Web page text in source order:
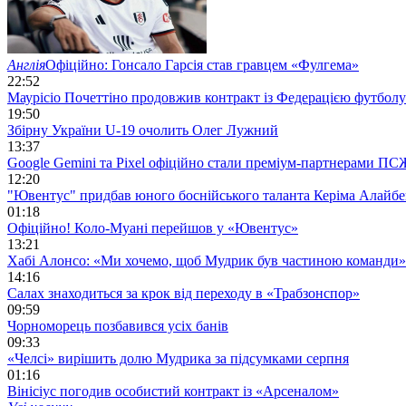
АнгліяОфіційно: Гонсало Гарсія став гравцем «Фулгема»
22:52
Маурісіо Почеттіно продовжив контракт із Федерацією
19:50
Збірну України U-19 очолить Олег Лужний
13:37
Google Gemini та Pixel офіційно стали преміум-партнерами
12:20
"Ювентус" придбав юного боснійського таланта Керіма
01:18
Офіційно! Коло-Муані перейшов у «Ювентус»
13:21
Хабі Алонсо: «Ми хочемо, щоб Мудрик був частиною команди»
14:16
Салах знаходиться за крок від переходу в «Трабзонспор»
09:59
Чорноморець позбавився усіх банів
09:33
«Челсі» вирішить долю Мудрика за підсумками серпня
01:16
Вінісіус погодив особистий контракт із «Арсеналом»